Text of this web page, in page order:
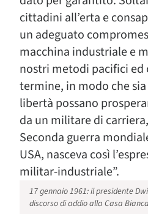
cittadini all’erta e
un adeguato
macchina industriale e
nostri metodi pacifici
termine, in modo che
libertà possano
da un militare di
Seconda guerra
USA, nasceva così
militar-industriale”.
17 gennaio 1961: il presidente
discorso di addio alla Casa